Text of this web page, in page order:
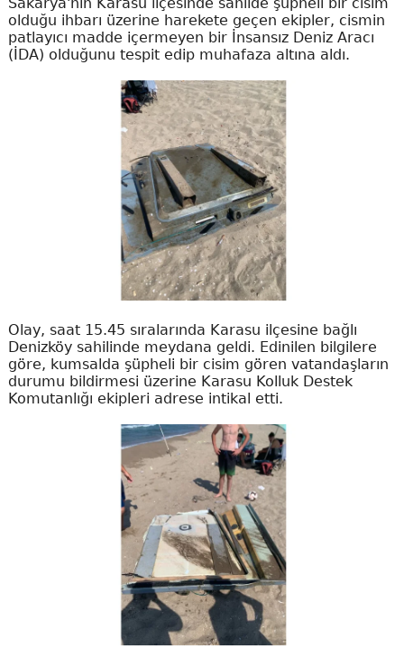
olduğu ihbarı üzerine harekete geçen ekipler, cismin
patlayıcı madde içermeyen bir İnsansız Deniz Aracı
(İDA) olduğunu tespit edip muhafaza altına aldı.
Olay, saat 15.45 sıralarında Karasu ilçesine bağlı
Denizköy sahilinde meydana geldi. Edinilen bilgilere
göre, kumsalda şüpheli bir cisim gören vatandaşların
durumu bildirmesi üzerine Karasu Kolluk Destek
Komutanlığı ekipleri adrese intikal etti.